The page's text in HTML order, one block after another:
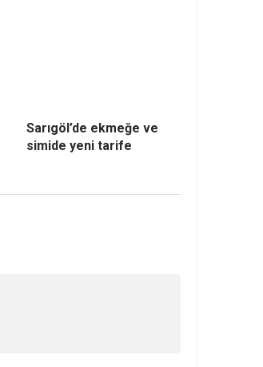
Sarıgöl’de ekmeğe ve
simide yeni tarife